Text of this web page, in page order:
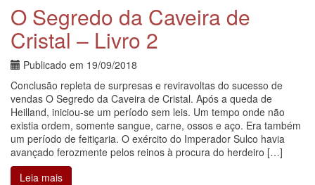
O Segredo da Caveira de
Cristal – Livro 2
Publicado em 19/09/2018
Conclusão repleta de surpresas e reviravoltas do sucesso de
vendas O Segredo da Caveira de Cristal. Após a queda de
Heilland, iniciou-se um período sem leis. Um tempo onde não
existia ordem, somente sangue, carne, ossos e aço. Era também
um período de feitiçaria. O exército do Imperador Sulco havia
avançado ferozmente pelos reinos à procura do herdeiro […]
Leia mais